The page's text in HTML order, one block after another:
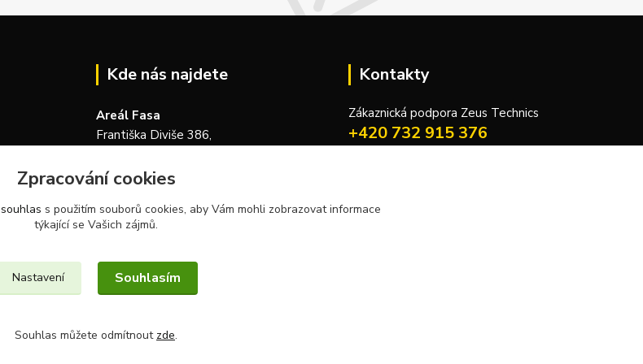
Kde nás najdete
Areál Fasa
Františka Diviše 386,
Česká republika
Kontakty
Zákaznická podpora Zeus Technics
+420 732 915 376
Zpracování cookies
souhlas s použitím souborů cookies, aby Vám mohli zobrazovat informace
týkající se Vašich zájmů.
Nastavení Souhlasím
Souhlas můžete odmítnout zde.